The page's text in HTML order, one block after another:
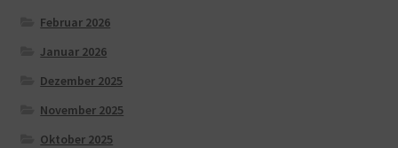
Februar 2026
Januar 2026
Dezember 2025
November 2025
Oktober 2025